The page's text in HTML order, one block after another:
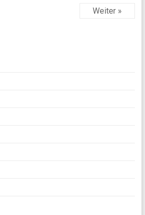
Weiter »